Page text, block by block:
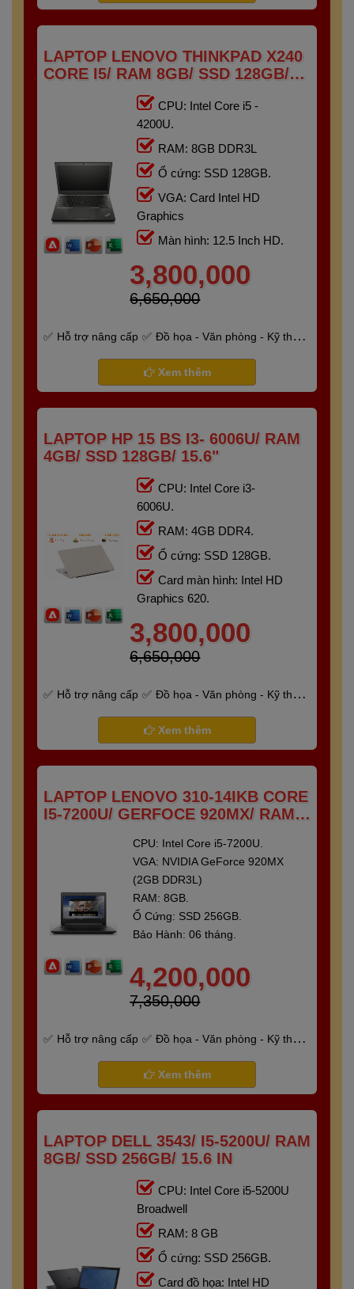
LAPTOP LENOVO THINKPAD X240
CORE I5/ RAM 8GB/ SSD 128GB/
CPU: Intel Core i5 -
4200U.
RAM: 8GB DDR3L
Ổ cứng: SSD 128GB.
VGA: Card Intel HD
Graphics
Màn hình: 12.5 Inch HD.
3,800,000
6,650,000
Hỗ trợ nâng cấp
Đồ họa - Văn phòng - Kỹ thuật
Xem thêm
LAPTOP HP 15 BS I3- 6006U/ RAM
4GB/ SSD 128GB/ 15.6"
CPU: Intel Core i3-
6006U.
RAM: 4GB DDR4.
Ổ cứng: SSD 128GB.
Card màn hình: Intel HD
Graphics 620.
3,800,000
6,650,000
Hỗ trợ nâng cấp
Đồ họa - Văn phòng - Kỹ thuật
Xem thêm
LAPTOP LENOVO 310-14IKB CORE
I5-7200U/ GERFOCE 920MX/ RAM 8
CPU: Intel Core i5-7200U.
VGA: NVIDIA GeForce 920MX
(2GB DDR3L)
RAM: 8GB.
Ổ Cứng: SSD 256GB.
Bảo Hành: 06 tháng.
4,200,000
7,350,000
Hỗ trợ nâng cấp
Đồ họa - Văn phòng - Kỹ thuật
Xem thêm
LAPTOP DELL 3543/ I5-5200U/ RAM
8GB/ SSD 256GB/ 15.6 IN
CPU: Intel Core i5-5200U
Broadwell
RAM: 8 GB
Ổ cứng: SSD 256GB.
Card đồ họa: Intel HD